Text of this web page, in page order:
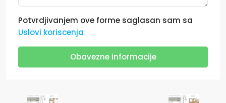
Potvrdjivanjem ove forme saglasan sam sa
Uslovi koriscenja
Obavezne informacije